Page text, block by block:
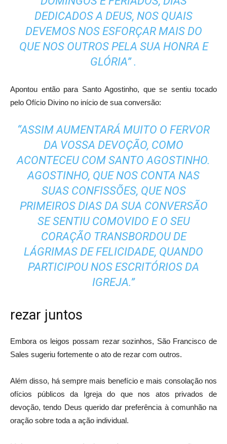
DEDICADOS A DEUS, NOS QUAIS
DEVEMOS NOS ESFORÇAR MAIS DO
QUE NOS OUTROS PELA SUA HONRA E
GLÓRIA” .
Apontou então para Santo Agostinho, que se sentiu tocado
pelo Ofício Divino no início de sua conversão:
“ASSIM AUMENTARÁ MUITO O FERVOR
DA VOSSA DEVOÇÃO, COMO
ACONTECEU COM SANTO AGOSTINHO.
AGOSTINHO, QUE NOS CONTA NAS
SUAS CONFISSÕES, QUE NOS
PRIMEIROS DIAS DA SUA CONVERSÃO
SE SENTIU COMOVIDO E O SEU
CORAÇÃO TRANSBORDOU DE
LÁGRIMAS DE FELICIDADE, QUANDO
PARTICIPOU NOS ESCRITÓRIOS DA
IGREJA.”
rezar juntos
Embora os leigos possam rezar sozinhos, São Francisco de
Sales sugeriu fortemente o ato de rezar com outros.
Além disso, há sempre mais benefício e mais consolação nos
ofícios públicos da Igreja do que nos atos privados de
devoção, tendo Deus querido dar preferência à comunhão na
oração sobre toda a ação individual.